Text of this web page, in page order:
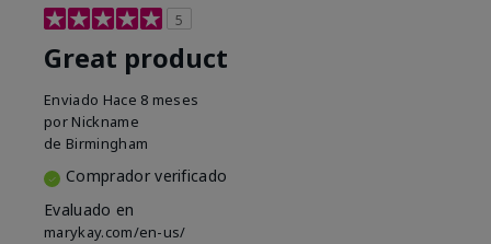
5
Great product
Enviado Hace 8 meses
por Nickname
de Birmingham
Comprador verificado
Evaluado en
marykay.com/en-us/